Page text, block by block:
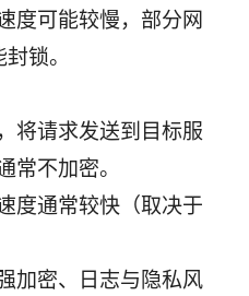
度可能较慢，部分网
锁。
将请求发送到目标服
常不加密。
度通常较快（取决于
加密、日志与隐私风